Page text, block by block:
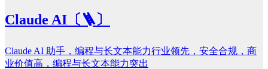
Claude AI〔🪜〕
Claude AI 助手，编程与长文本能力行业领先，安全合规，商
业价值高，编程与长文本能力突出